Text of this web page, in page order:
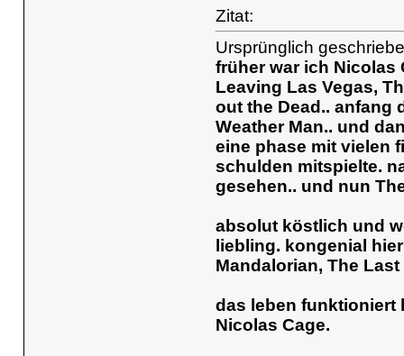
Zitat:
Ursprünglich
früher war ich Nicolas
Leaving Las Vegas,
out the Dead.. anfang
Weather Man.. und
eine phase mit vielen
schulden mitspielte.
gesehen.. und nun
absolut köstlich und
liebling. kongenial
Mandalorian, The Last
das leben funktioniert
Nicolas Cage.